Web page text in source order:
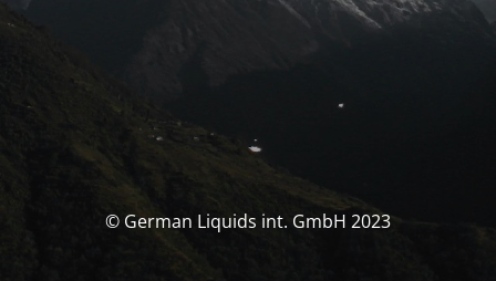
© German Liquids int. GmbH 2023